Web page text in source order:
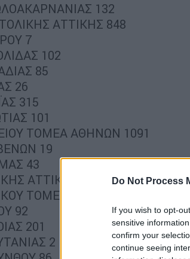
Do Not Process
If you wish to opt-
sensitive
confirm your
continue seeing
132
ΑΤΤΙΚΗΣ 848
7
102
85
26
315
101
ΤΟΜΕΑ ΑΘΗΝΩΝ 1091
19
43
ΑΤΤΙΚΗΣ 225
ΤΟΜΕΑ ΑΘΗΝΩΝ 833
92
201
2